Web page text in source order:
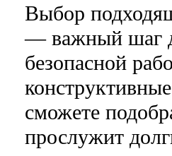
Выбор
— важный шаг
безопасной
сможете
прослужит